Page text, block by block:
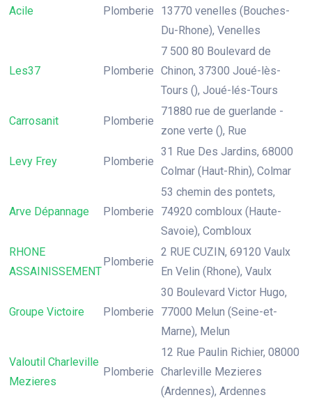
Acile Plomberie
13770 venelles (Bouches-
Du-Rhone), Venelles
Les37 Plomberie
7 500 80 Boulevard de
Chinon, 37300 Joué-lès-
Tours (), Joué-lés-Tours
Carrosanit Plomberie
71880 rue de guerlande -
zone verte (), Rue
Levy Frey Plomberie
31 Rue Des Jardins, 68000
Colmar (Haut-Rhin), Colmar
Arve Dépannage Plomberie
53 chemin des pontets,
74920 combloux (Haute-
Savoie), Combloux
RHONE
ASSAINISSEMENT
Plomberie
2 RUE CUZIN, 69120 Vaulx
En Velin (Rhone), Vaulx
Groupe Victoire Plomberie
30 Boulevard Victor Hugo,
77000 Melun (Seine-et-
Marne), Melun
Valoutil Charleville
Mezieres
Plomberie
12 Rue Paulin Richier, 08000
Charleville Mezieres
(Ardennes), Ardennes